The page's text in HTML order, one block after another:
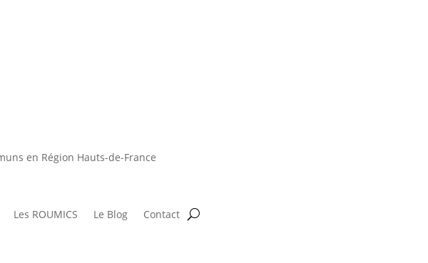
en Région Hauts-de-France
Les ROUMICS Le Blog Contact